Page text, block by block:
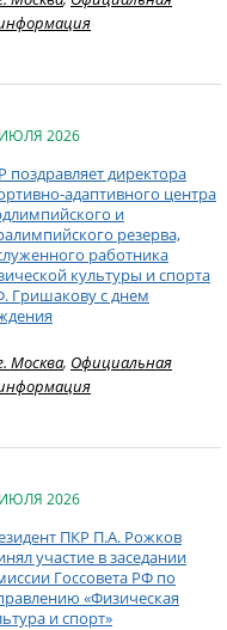
2026
поздравляет директора
адаптивного центра
и
резерва,
работника
культуры и спорта
Гришакову с днем
Москва, Официальная
2026
ПКР П.А. Рожков
участие в заседании
Госсовета РФ по
«Физическая
и спорт»